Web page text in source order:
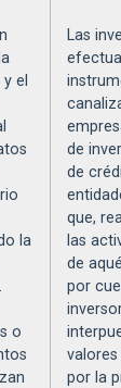
el
la
o
Las
de
de
que,
las
de
por
por la